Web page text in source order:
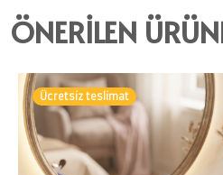
ÖNERİLEN
Ücretsiz teslimat